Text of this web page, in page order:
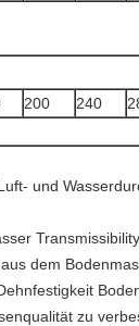
200 240
und
dem
zu